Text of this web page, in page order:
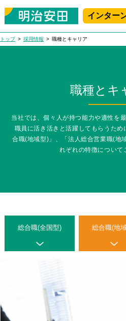
インター
新規プレエントリー
トップ
アニメで学ぶ!
生命保険ビジネス基礎講座
明治安田について Top
沿革
私たちの想い
明治安田フィロソフィー
明治安田が注力する取組み
明治安田の人々
"ON"&"OFF" Woman's Style
女性職員に会いに行こう！
女性スタッフ座談会
採用コンセプト
募集要項・応募(エントリー)方
トップ 採用情報 職種とキャリア
職種とキ
当社では、個々人が持つ能力や適性を
職員に活き活きと活躍してもらうため
合職(地域型)」、「法人総合営業職(地
れぞれの特徴について
総合職(全国型) 総合職(地